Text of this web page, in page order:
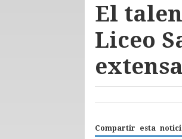
El
Liceo
Compartir esta